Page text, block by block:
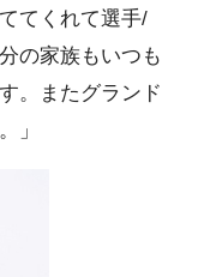
てくれて選手/
の家族もいつも
。またグランド
」